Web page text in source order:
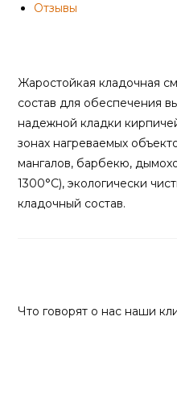
Отзывы
Жаростойкая кладочная
состав для обеспечения
надежной кладки
зонах нагреваемых
мангалов, барбекю,
1300°С), экологически
кладочный состав.
Что говорят о нас наши